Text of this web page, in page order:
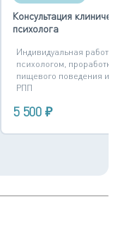
Консультация
психолога
Индивидуальная работа с
психологом, проработка
пищевого поведения и
РПП
5 500 ₽